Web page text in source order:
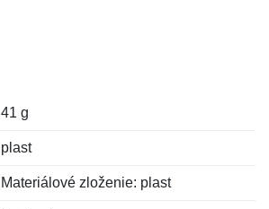
41 g
plast
Materiálové zloženie: plast